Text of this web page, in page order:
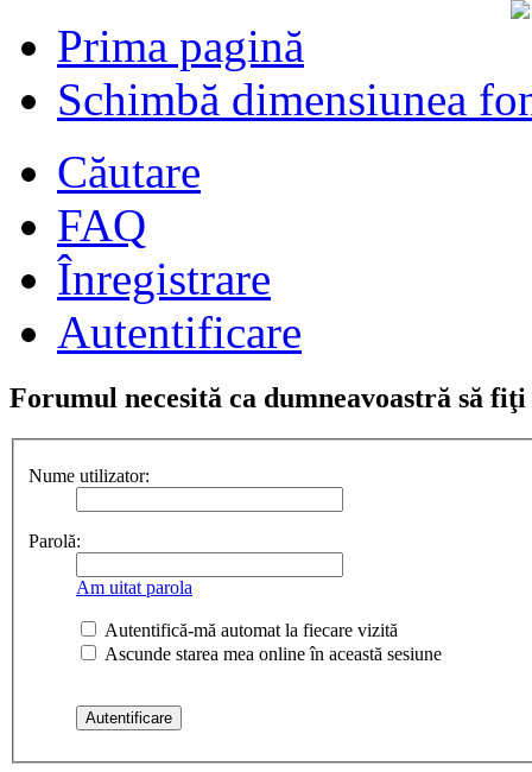
Prima pagină
Schimbă dimensiunea
Căutare
FAQ
Înregistrare
Autentificare
Forumul necesită ca dumneavoastră să
Nume utilizator:
Parolă:
Am uitat parola
Autentifică-mă automat la fiecare vizită
Ascunde starea mea online în această sesiune